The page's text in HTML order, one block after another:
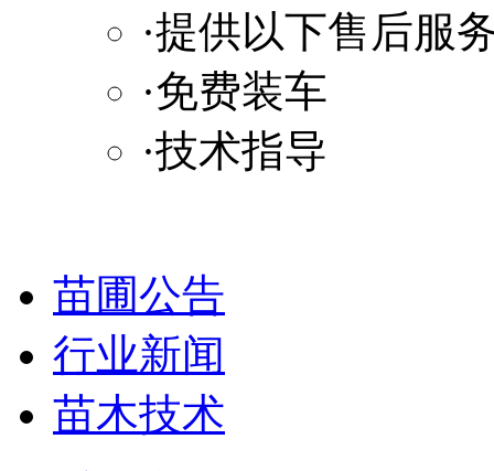
·提供以下售后服
·免费装车
·技术指导
苗圃公告
行业新闻
苗木技术